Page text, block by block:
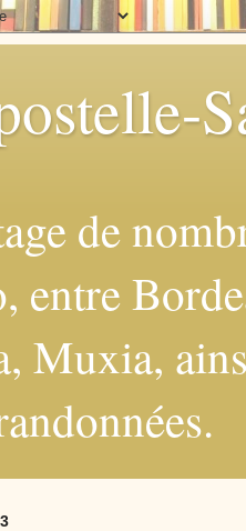
de
entre
Muxia,